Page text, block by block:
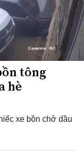
tông
hè
xe bồn chở dầu